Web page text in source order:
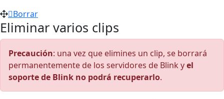
Borrar
Eliminar varios clips
Precaución: una vez que elimines un clip, se borrará
permanentemente de los servidores de Blink yel
soporte de Blink no podrá recuperarlo.